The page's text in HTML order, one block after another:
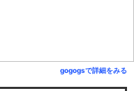
gogogsで詳細をみる